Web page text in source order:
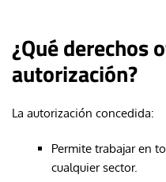
¿Qué derechos
autorización?
La autorización concedida:
Permite trabajar en
cualquier sector.